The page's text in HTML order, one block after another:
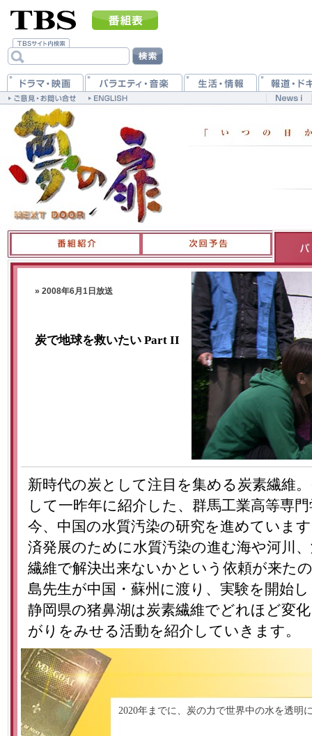
» 2008年6月1日放送
炭で地球を救いたい Part II
新時代の炭として注目を集める炭素繊維
して一昨年に紹介した、群馬工業高等専
今、中国の水質汚染の研究を進めていま
済発展のために水質汚染の進む海や河川
繊維で解決出来ないかという依頼が来た
島先生が中国・蘇州に渡り、実験を開始
静岡県の猪鼻湖は炭素繊維でどれほど変
がりをみせる活動を紹介していきます。
2020年までに、炭の力で世界中の水を透明